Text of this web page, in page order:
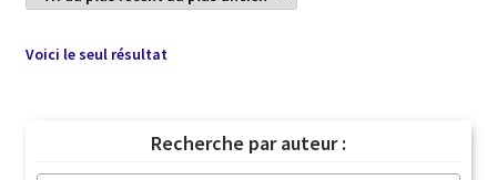
Voici le seul résultat
Recherche par auteur :